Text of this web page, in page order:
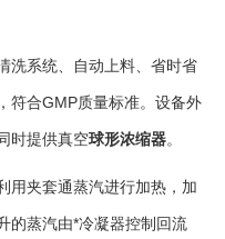
系统、自动上料、 省时省
符合GMP质量标准。设备外
时提供真空球形浓缩器。
用夹套通蒸汽进行加热，加
的蒸汽由*冷凝器控制回流